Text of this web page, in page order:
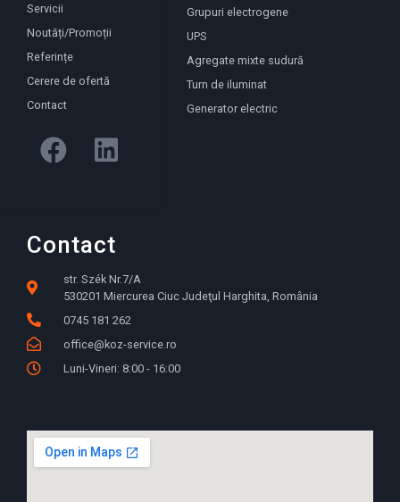
Servicii
Noutăți/Promoții
Referințe
Cerere de ofertă
Contact
Grupuri electrogene
UPS
Agregate mixte sudură
Turn de iluminat
Generator electric
Contact
str. Szék Nr.7/A
530201 Miercurea Ciuc Judeţul Harghita, România
0745 181 262
office@koz-service.ro
Luni-Vineri: 8:00 - 16:00